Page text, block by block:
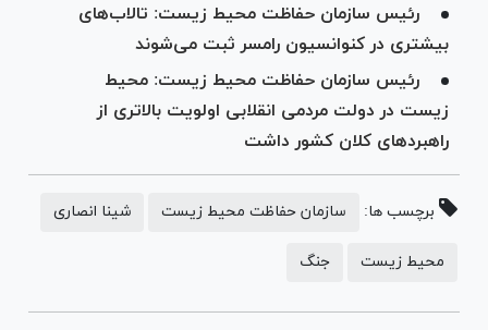
رئیس سازمان حفاظت محیط زیست: تالاب‌های
بیشتری در کنوانسیون رامسر ثبت می‌شوند
رئیس سازمان حفاظت محیط زیست: محیط
‎زیست در دولت مردمی انقلابی اولویت بالاتری از
راهبرد‌های کلان کشور داشت
برچسب ها: سازمان حفاظت محیط زیست شینا انصاری
محیط زیست جنگ